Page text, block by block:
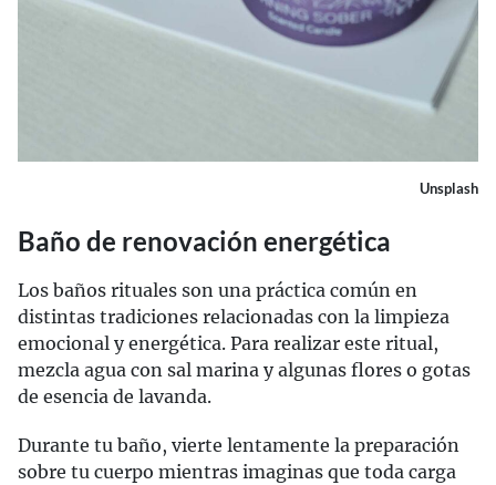
Unsplash
Baño de renovación energética
Los baños rituales son una práctica común en
distintas tradiciones relacionadas con la limpieza
emocional y energética. Para realizar este ritual,
mezcla agua con sal marina y algunas flores o gotas
de esencia de lavanda.
Durante tu baño, vierte lentamente la preparación
sobre tu cuerpo mientras imaginas que toda carga